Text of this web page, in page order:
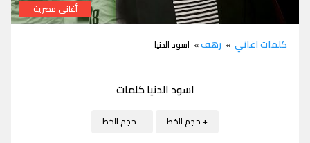
أغاني مصرية
كلمات اغاني » رهف» اسود الدنيا
اسود الدنيا كلمات
+ حجم الخط - حجم الخط